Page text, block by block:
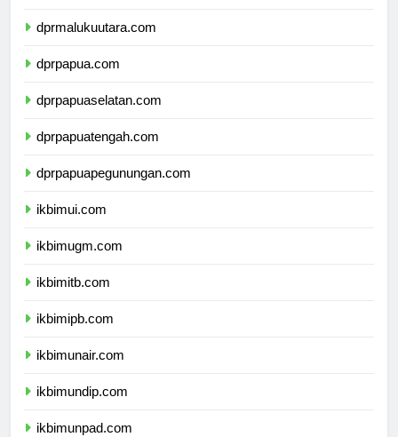
dprmalukuutara.com
dprpapua.com
dprpapuaselatan.com
dprpapuatengah.com
dprpapuapegunungan.com
ikbimui.com
ikbimugm.com
ikbimitb.com
ikbimipb.com
ikbimunair.com
ikbimundip.com
ikbimunpad.com